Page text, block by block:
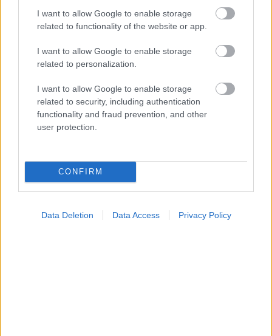
I want to allow Google to enable storage
related to functionality of the website or app.
I want to allow Google to enable storage
related to personalization.
I want to allow Google to enable storage
related to security, including authentication
functionality and fraud prevention, and other
user protection.
CONFIRM
Data Deletion Data Access Privacy Policy
Οι αλλαγές στο σώμα που θεωρούνται φυσιολογικές
με το πέρασμα του χρόνου